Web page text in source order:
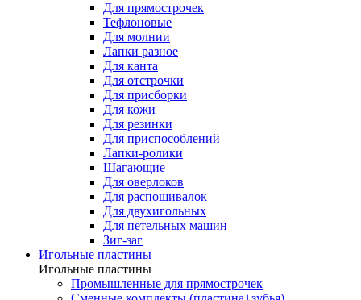
Для прямострочек
Тефлоновые
Для молнии
Лапки разное
Для канта
Для отстрочки
Для присборки
Для кожи
Для резинки
Для приспособлений
Лапки-ролики
Шагающие
Для оверлоков
Для распошивалок
Для двухигольных
Для петельных машин
Зиг-заг
Игольные пластины
Игольные пластины
Промышленные для прямострочек